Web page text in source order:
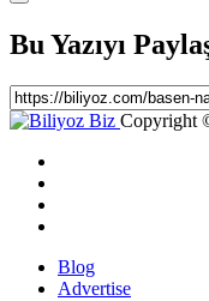
Bu Yazıyı
Copyright
Blog
Advertise